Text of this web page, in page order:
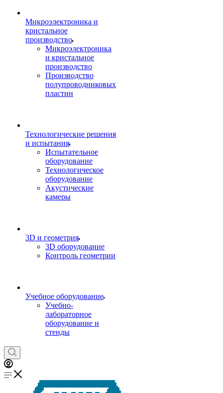
Микроэлектроника и
кристальное
производство
Микроэлектроника
и кристальное
производство
Производство
полупроводниковых
пластин
Технологические решения
и испытания
Испытательное
оборудование
Технологическое
оборудование
Акустические
камеры
3D и геометрия
3D оборудование
Контроль геометрии
Учебное оборудование
Учебно-
лабораторное
оборудование и
стенды